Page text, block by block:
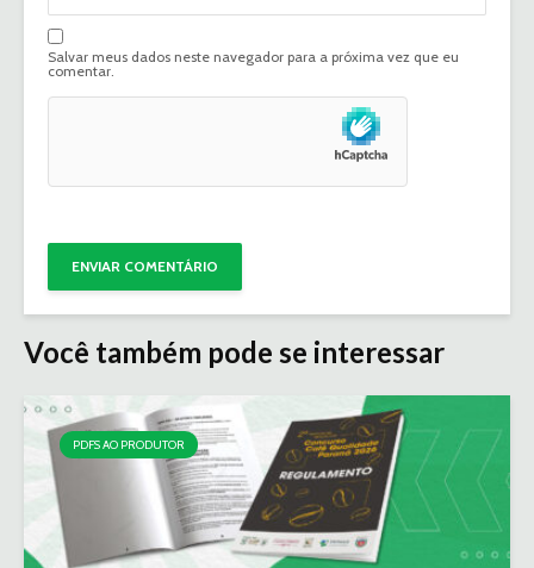
Salvar meus dados neste navegador para a próxima vez que eu
comentar.
Você também pode se interessar
PDFS AO PRODUTOR